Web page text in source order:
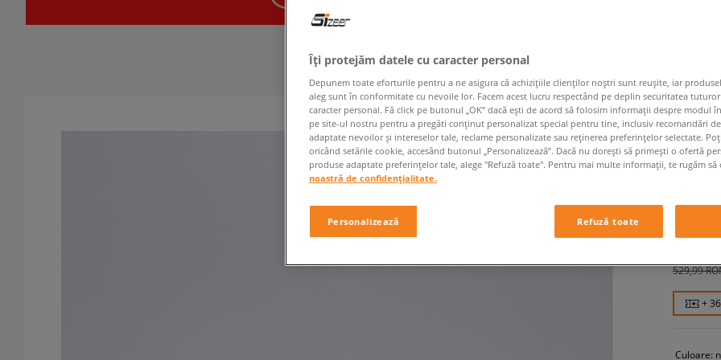
LACE
359,99
529,99
+
Culoare:
Îți protejăm datele cu caracter personal
Depunem toate eforturile pentru a ne asigura că achizițiile clienților noștri sunt reușite, iar
aleg sunt în conformitate cu nevoile lor. Facem acest lucru respectând pe deplin securitatea
caracter personal. Fă click pe butonul „OK” dacă ești de acord să folosim informații despre modul
pe site-ul nostru pentru a pregăti conținut personalizat special pentru tine, inclusiv recomandări
adaptate nevoilor și intereselor tale, reclame personalizate sau reținerea preferințelor selectate.
oricând setările cookie, accesând butonul „Personalizează”. Dacă nu dorești să primești o ofertă
produse adaptate preferințelor tale, alege "Refuză toate". Pentru mai multe informații, te rugăm să
noastră de confidențialitate.
Personalizează Refuză toate